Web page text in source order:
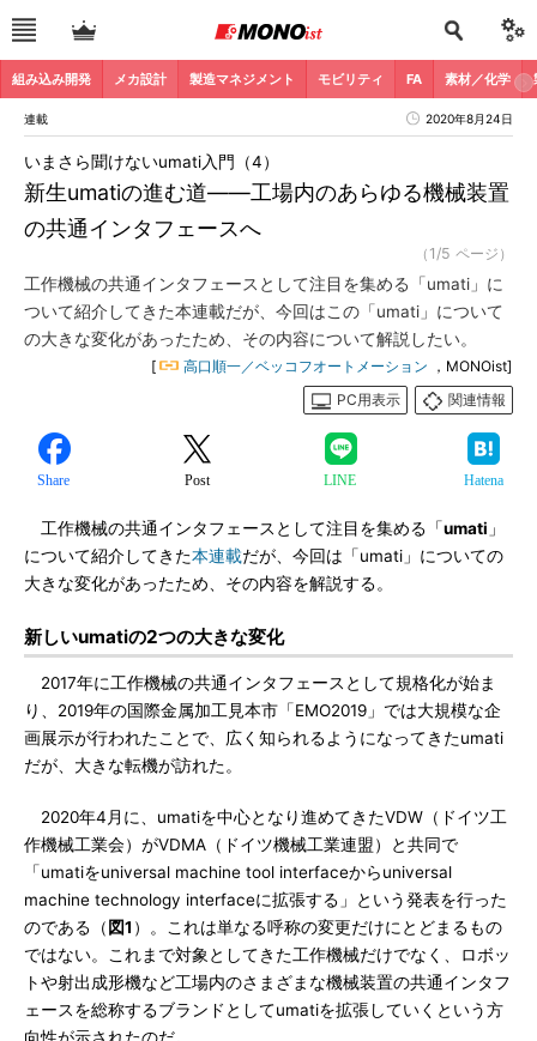
組み込み開発 メカ設計 製造マネジメント モビリティ FA 素材／化学
連載 2020年8月24日
新生umatiの進む道――工場内のあらゆる機械装置
の共通インタフェースへ
いまさら聞けないumati入門（4）
（1/5 ページ）
工作機械の共通インタフェースとして注目を集める「umati」に
ついて紹介してきた本連載だが、今回はこの「umati」について
の大きな変化があったため、その内容について解説したい。
[ 高口順一／ベッコフオートメーション ，MONOist]
PC用表示
関連情報
Share Post LINE Hatena
工作機械の共通インタフェースとして注目を集める「umati 」
について紹介してきた本連載だが、今回は「umati」についての
大きな変化があったため、その内容を解説する。
新しいumatiの2つの大きな変化
2017年に工作機械の共通インタフェースとして規格化が始ま
り、2019年の国際金属加工見本市「EMO2019」では大規模な企
画展示が行われたことで、広く知られるようになってきたumati
だが、大きな転機が訪れた。
2020年4月に、umatiを中心となり進めてきたVDW（ドイツ工
作機械工業会）がVDMA（ドイツ機械工業連盟）と共同で
「umatiをuniversal machine tool interfaceからuniversal
machine technology interfaceに拡張する」という発表を行った
のである（ 図1 ）。これは単なる呼称の変更だけにとどまるもの
ではない。これまで対象としてきた工作機械だけでなく、ロボッ
トや射出成形機など工場内のさまざまな機械装置の共通インタフ
ェースを総称するブランドとしてumatiを拡張していくという方